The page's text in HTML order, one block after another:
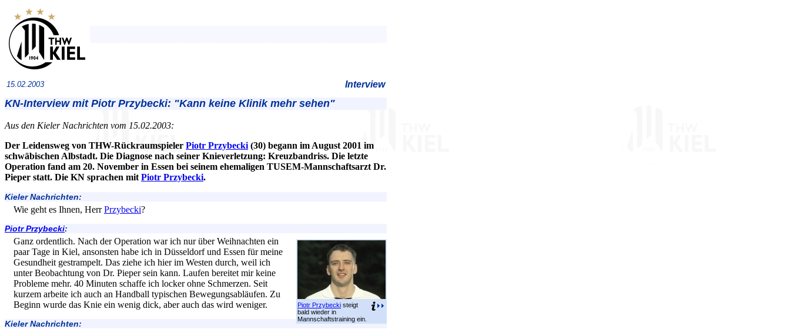
15.02.2003 Interview
KN-Interview mit Piotr Przybecki: "Kann keine Klinik mehr sehen"
Aus den Kieler Nachrichten vom 15.02.2003:
Der Leidensweg von THW-Rückraumspieler Piotr Przybecki (30) begann im August 2001 im
schwäbischen Albstadt. Die Diagnose nach seiner Knieverletzung: Kreuzbandriss. Die letzte
Operation fand am 20. November in Essen bei seinem ehemaligen TUSEM-Mannschaftsarzt Dr.
Pieper statt. Die KN sprachen mit Piotr Przybecki.
Kieler Nachrichten:
Wie geht es Ihnen, HerrPrzybecki?
Piotr Przybecki:
Piotr Przybecki steigt
bald wieder in
Mannschaftstraining ein.
Ganz ordentlich. Nach der Operation war ich nur über Weihnachten ein
paar Tage in Kiel, ansonsten habe ich in Düsseldorf und Essen für meine
Gesundheit gestrampelt. Das ziehe ich hier im Westen durch, weil ich
unter Beobachtung von Dr. Pieper sein kann. Laufen bereitet mir keine
Probleme mehr. 40 Minuten schaffe ich locker ohne Schmerzen. Seit
kurzem arbeite ich auch an Handball typischen Bewegungsabläufen. Zu
Beginn wurde das Knie ein wenig dick, aber auch das wird weniger.
Kieler Nachrichten: